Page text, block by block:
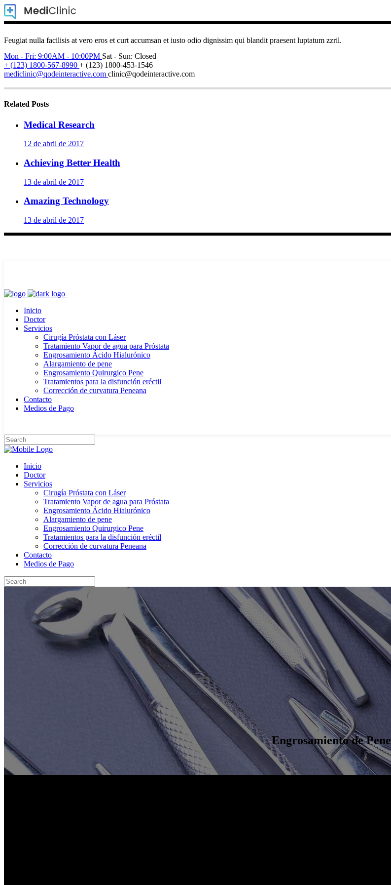
Feugiat nulla facilisis at vero eros et curt accumsan et iusto odio dignissim qui blandit praesent luptatum zzril.
Mon - Fri: 9:00AM - 10:00PM Sat - Sun: Closed
+ (123) 1800-567-8990 + (123) 1800-453-1546
mediclinic@qodeinteractive.com clinic@qodeinteractive.com
Related Posts
Medical Research
12 de abril de 2017
Achieving Better Health
13 de abril de 2017
Amazing Technology
13 de abril de 2017
Inicio
Doctor
Servicios
Cirugía Próstata con Láser
Tratamiento Vapor de agua para Próstata
Engrosamiento Ácido Hialurónico
Alargamiento de pene
Engrosamiento Quirurgico Pene
Tratamientos para la disfunción eréctil
Corrección de curvatura Peneana
Contacto
Medios de Pago
Inicio
Doctor
Servicios
Cirugía Próstata con Láser
Tratamiento Vapor de agua para Próstata
Engrosamiento Ácido Hialurónico
Alargamiento de pene
Engrosamiento Quirurgico Pene
Tratamientos para la disfunción eréctil
Corrección de curvatura Peneana
Contacto
Medios de Pago
Engrosamientode Pene